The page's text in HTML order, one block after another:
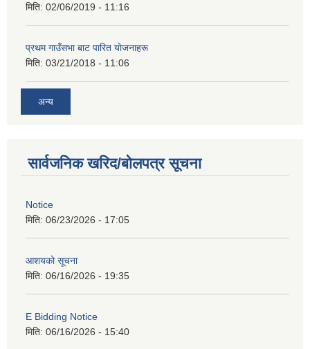
मिति: 02/06/2019 - 11:16
प्रथम गाउँसभा बाट पारित याेजनाहरू
मिति: 03/21/2018 - 11:06
अन्य
सार्वजनिक खरिद/बोलपत्र सूचना
Notice
मिति: 06/23/2026 - 17:05
आशयको सूचना
मिति: 06/16/2026 - 19:35
E Bidding Notice
मिति: 06/16/2026 - 15:40